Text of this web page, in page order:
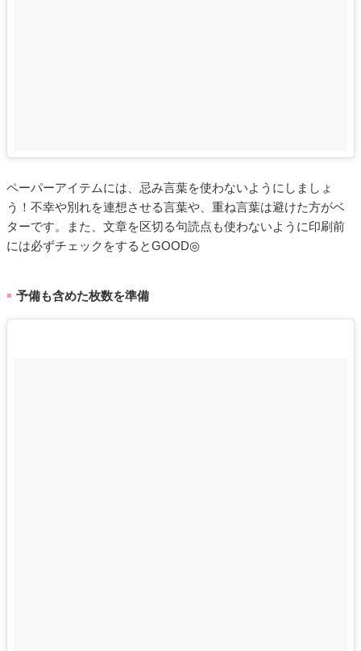
ペーパーアイテムには、忌み言葉を使わないようにしましょ
う！不幸や別れを連想させる言葉や、重ね言葉は避けた方がベ
ターです。また、文章を区切る句読点も使わないように印刷前
には必ずチェックをするとGOOD◎
■ 予備も含めた枚数を準備